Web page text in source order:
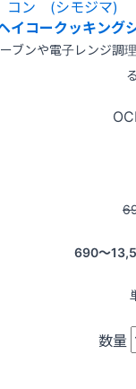
イコークッキン
ブンや電子レンジ調
690〜
数量